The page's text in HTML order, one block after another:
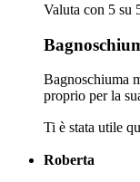
Valuta con 5 su
Bagnoschiuma
proprio per la
Ti è stata utile
Roberta